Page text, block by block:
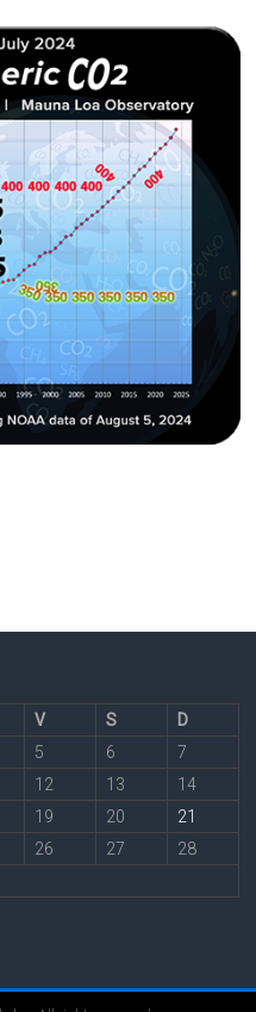
V S
D
5 6
7
12 13
14
19 20
21
26 27
28